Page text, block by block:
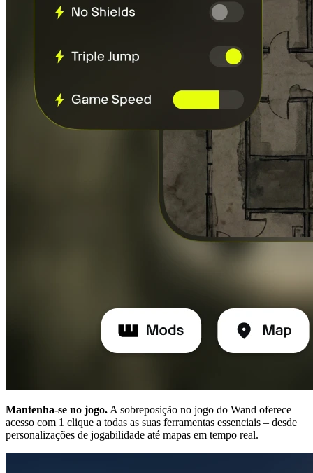
Mantenha-se no jogo. A sobreposição no jogo do Wand oferece
acesso com 1 clique a todas as suas ferramentas essenciais – desde
personalizações de jogabilidade até mapas em tempo real.